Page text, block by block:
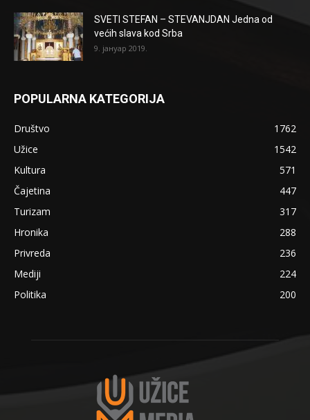
SVETI STEFAN – STEVANJDAN Jedna od
većih slava kod Srba
9. јануар 2019.
POPULARNA KATEGORIJA
Društvo
1762
Užice
1542
Kultura
571
Čajetina
447
Turizam
317
Hronika
288
Privreda
236
Mediji
224
Politika
200